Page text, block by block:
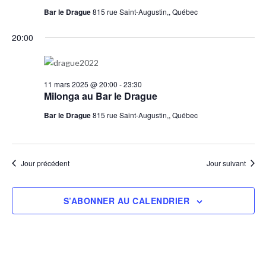
Bar le Drague815 rue Saint-Augustin,, Québec
20:00
Milonga au Bar le Drague
11 mars 2025 @ 20:00 -23:30
Bar le Drague815 rue Saint-Augustin,, Québec
Jour précédent Jour suivant
S’ABONNER AU CALENDRIER